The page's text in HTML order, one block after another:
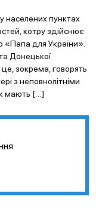
населених пунктах
котру здійснює
«Папа для України».
Донецької
зокрема, говорять
з неповнолітніми
мають […]